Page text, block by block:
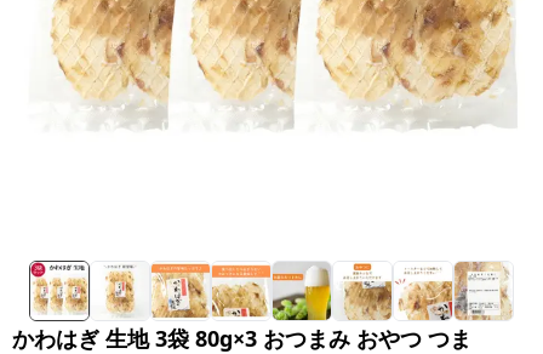
かわはぎ 生地 3袋 80g×3 おつまみ おやつ つま